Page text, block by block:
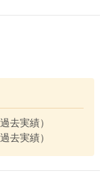
去実績）
去実績）